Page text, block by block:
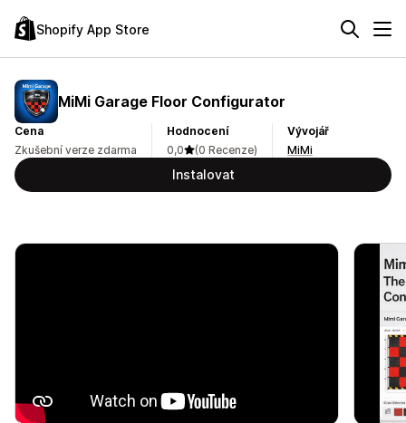
Shopify App Store
MiMi Garage Floor Configurator
Cena
Zkušební verze zdarma
Hodnocení
0,0
(0 Recenze)
Vývojář
MiMi
Instalovat